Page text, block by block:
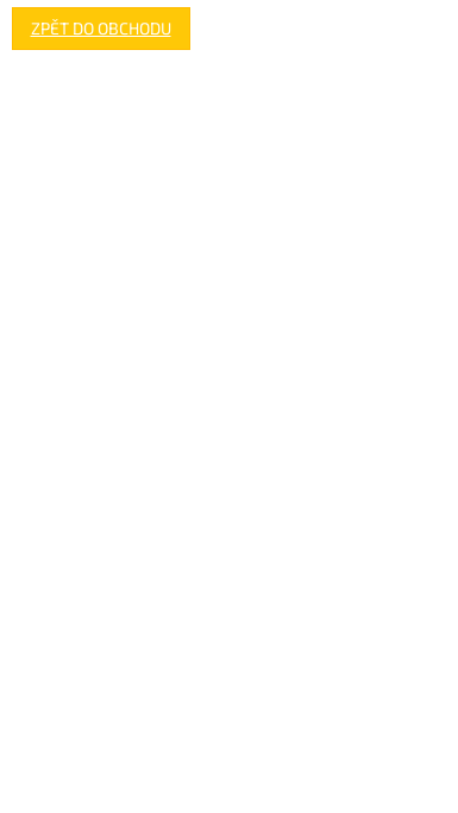
ZPĚT DO OBCHODU